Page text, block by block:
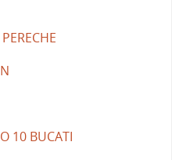
10 BUCATI